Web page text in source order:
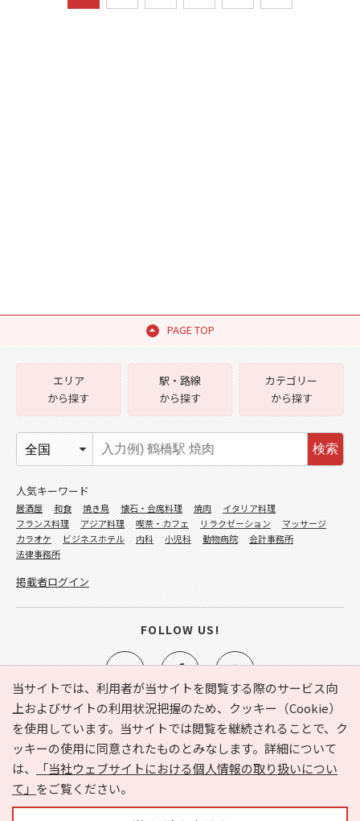
PAGE TOP
当サイトでは、利用者が当サイトを閲覧する際のサービス向
上およびサイトの利用状況把握のため、クッキー（Cookie）
を使用しています。当サイトでは閲覧を継続されることで、ク
ッキーの使用に同意されたものとみなします。詳細について
は、
「当社ウェブサイトにおける個人情報の取り扱いについ
て」 をご覧ください。
e-NAVITA（イーナビタ）とは？ お気に入り
ヘルプ
利用規約
個人情報の取り扱いについて
運営会社
サイトマップ
広告掲載に関するお問い合わせ
エリア
から探す
駅・路線
から探す
カテゴリー
から探す
検索
人気キーワード
居酒屋 和食 焼き鳥 懐石・会席料理 焼肉
イタリア料理
フランス料理
アジア料理 喫茶・カフェ リラクゼーション
マッサージ
カラオケ
ビジネスホテル 内科 小児科 動物病院
会計事務所
法律事務所
掲載者ログイン
FOLLOW US!